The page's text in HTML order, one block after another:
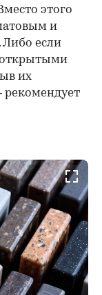
этого
и
Либо если
открытыми
их